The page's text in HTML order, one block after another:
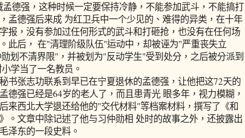
德强，这种时候一定要保持冷静，不能参加武斗，不能搞打
孟德强后来成 为红卫兵中一个少见的、难得的异类，在十年
报，没有参加过任何形式的武斗和打砸抢，也没有在任何场
此后， 在"清理阶级队伍"运动中，却被诬为"严重丧失立
划不清界限"，并被划为"反动学生"受到处分，之后被分派到
学当了一名教员。
张志功联系到早已在宁夏退休的孟德强，让他把这72天的
德强已经是64岁的老人了，而且患青光 眼多年，视力模糊，
来西北大学退还给他的"交代材料"等档案材料，撰写了《和
。文章中除记述了他与习仲勋相 处时的故事之外，还披露出
泽东的一段史料。